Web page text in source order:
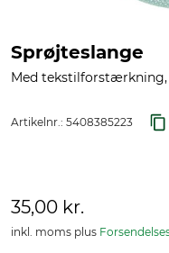
Sprøjteslange
Med
Artikelnr.: 5408385223
35,00 kr.
inkl. moms plus